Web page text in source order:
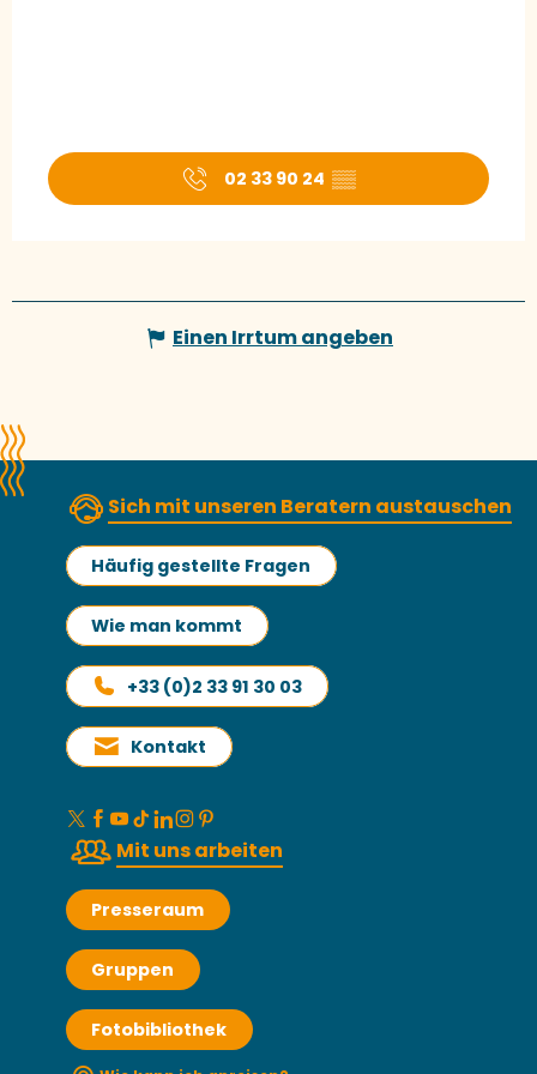
02 33 90 24 ▒▒
Einen Irrtum angeben
Sich mit unseren Beratern austauschen
Häufig gestellte Fragen
Wie man kommt
+33 (0)2 33 91 30 03
Kontakt
Mit uns arbeiten
Presseraum
Gruppen
Fotobibliothek